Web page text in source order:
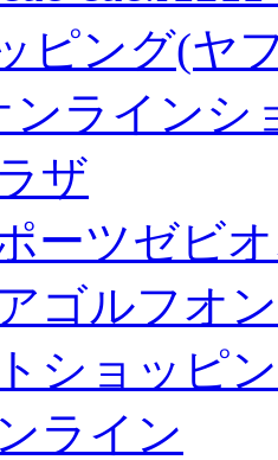
ピング(ヤ
ンラインシ
ザ
ーツゼビ
ゴルフオ
ショッピ
ライン